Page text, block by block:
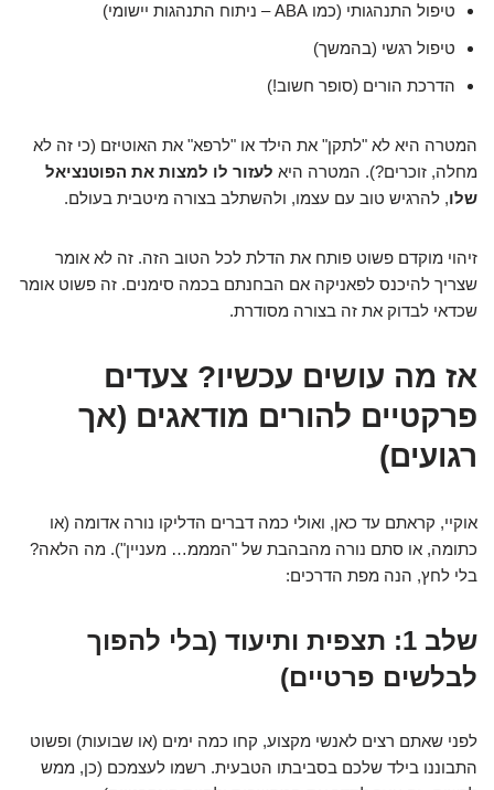
טיפול התנהגותי (כמו ABA – ניתוח התנהגות יישומי)
טיפול רגשי (בהמשך)
הדרכת הורים (סופר חשוב!)
המטרה היא לא "לתקן" את הילד או "לרפא" את האוטיזם (כי זה לא
מחלה, זוכרים?). המטרה היא לעזור לו למצות את הפוטנציאל
שלו, להרגיש טוב עם עצמו, ולהשתלב בצורה מיטבית בעולם.
זיהוי מוקדם פשוט פותח את הדלת לכל הטוב הזה. זה לא אומר
שצריך להיכנס לפאניקה אם הבחנתם בכמה סימנים. זה פשוט אומר
שכדאי לבדוק את זה בצורה מסודרת.
אז מה עושים עכשיו? צעדים
פרקטיים להורים מודאגים (אך
רגועים)
אוקיי, קראתם עד כאן, ואולי כמה דברים הדליקו נורה אדומה (או
כתומה, או סתם נורה מהבהבת של "המממ… מעניין"). מה הלאה?
בלי לחץ, הנה מפת הדרכים:
שלב 1: תצפית ותיעוד (בלי להפוך
לבלשים פרטיים)
לפני שאתם רצים לאנשי מקצוע, קחו כמה ימים (או שבועות) ופשוט
התבוננו בילד שלכם בסביבתו הטבעית. רשמו לעצמכם (כן, ממש